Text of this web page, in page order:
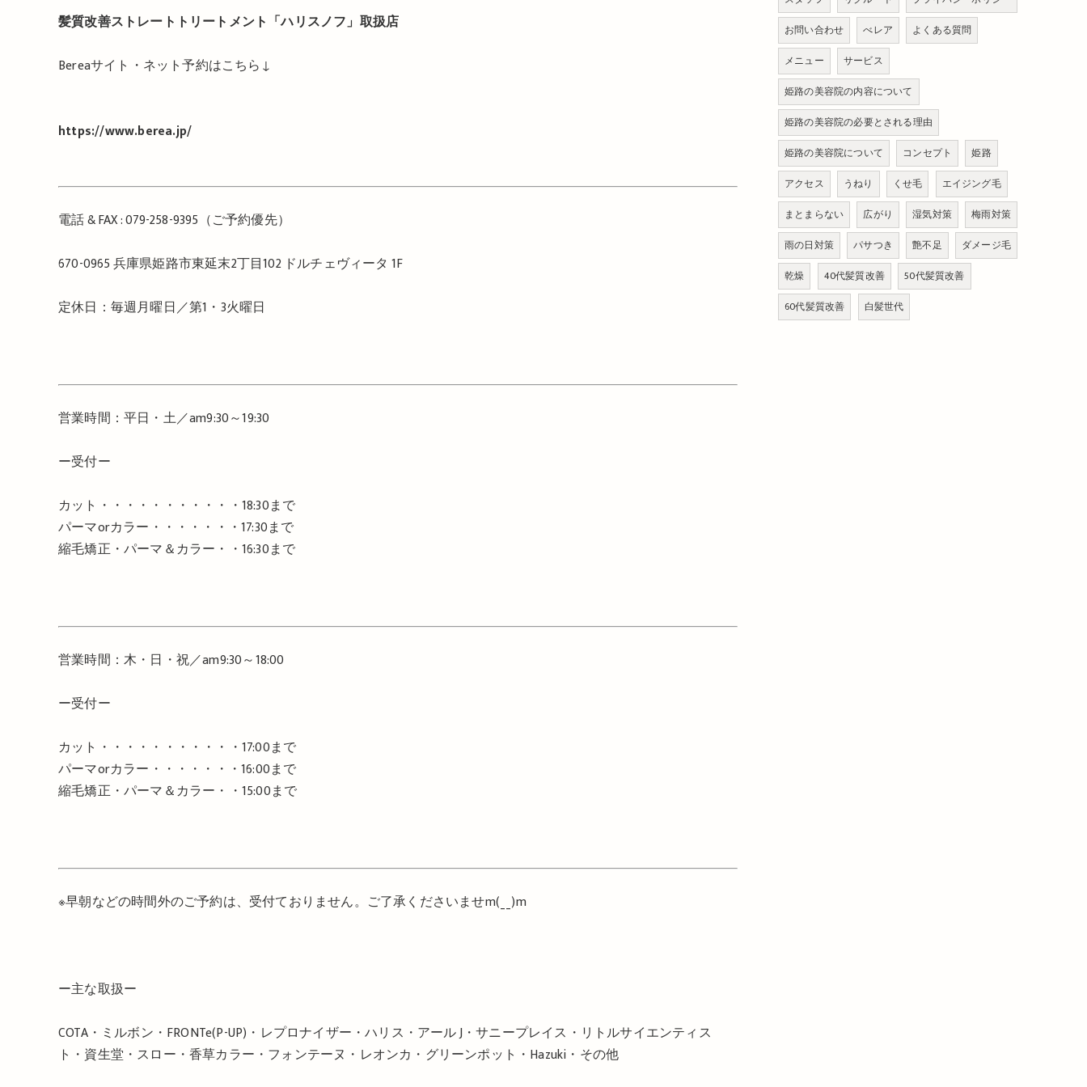
髪質改善ストレートトリートメント「ハリスノフ」取扱店
Bereaサイト・ネット予約はこちら↓
https://www.berea.jp/
電話& FAX : 079-258-9395 （ご予約優先）
670-0965兵庫県姫路市東延末2丁目102 ドルチェヴィータ 1F
定休日：毎週月曜日／第1 ・ 3火曜日
営業時間：平日・土／am9:30～19:30
ー受付ー
カット・・・・・・・・・・・ 18:30まで
パーマorカラー・・・・・・・17:30まで
縮毛矯正・パーマ＆カラー・・ 16:30まで
営業時間：木・日・祝／am9:30～18:00
ー受付ー
カット・・・・・・・・・・・ 17:00まで
パーマorカラー・・・・・・・16:00まで
縮毛矯正・パーマ＆カラー・・ 15:00まで
※早朝などの時間外のご予約は、受付ておりません。ご了承くださいませm( )m
ー主な取扱ー
COTA・ミルボン・FRONTe(P-UP)・レプロナイザー・ハリス・アール J・サニープレイス・リトルサイエンティス
ト・資生堂・スロー・香草カラー・フォンテーヌ・レオンカ・グリーンポット・Hazuki・その他
お問い合わせ
べレア
よくある質問
メニュー
サービス
姫路の美容院の内容について
姫路の美容院の必要とされる理由
姫路の美容院について
コンセプト
姫路
アクセス
うねり くせ毛
エイジング毛
まとまらない
広がり 湿気対策
梅雨対策
雨の日対策
パサつき 艶不足
ダメージ毛
乾燥
40代髪質改善
50代髪質改善
60代髪質改善
白髪世代